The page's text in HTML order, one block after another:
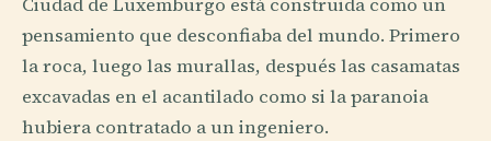
pensamiento que desconfiaba del mundo. Primero
la roca, luego las murallas, después las casamatas
excavadas en el acantilado como si la paranoia
hubiera contratado a un ingeniero.